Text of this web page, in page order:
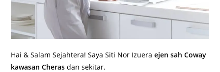
Hai & Salam Sejahtera! Saya Siti Nor Izueraejen sah Coway
kawasan Cheras dan sekitar.